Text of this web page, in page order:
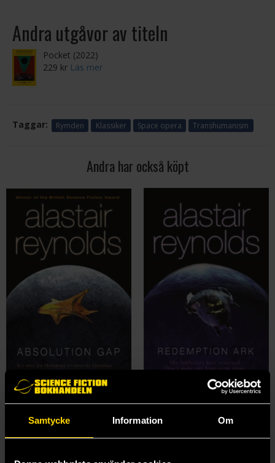
Samtycke Information Om
Andra utgåvor av titeln
Pocket (2022)
229 kr Läs mer
Taggar: Rymden Klassiker Space opera Transhumanism
Andra har också köpt
Absolution Gap
Alastair Reynolds
269 kr
Redemption Ark
Alastair Reynolds
219 kr